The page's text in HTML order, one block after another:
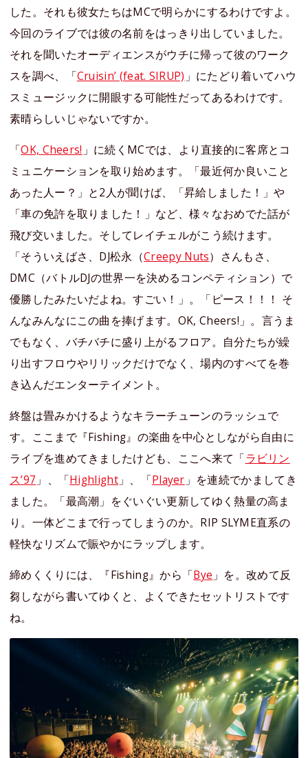
した。それも彼女たちはMCで明らかにするわけですよ。
今回のライブでは彼の名前をはっきり出していました。
それを聞いたオーディエンスがウチに帰って彼のワーク
スを調べ、「Cruisin’ (feat. SIRUP) 」にたどり着いてハウ
スミュージックに開眼する可能性だってあるわけです。
素晴らしいじゃないですか。
「OK, Cheers! 」に続くMCでは、より直接的に客席とコ
ミュニケーションを取り始めます。「最近何か良いこと
あった人ー？」と2人が聞けば、「昇給しました！」や
「車の免許を取りました！」など、様々なおめでた話が
飛び交いました。そしてレイチェルがこう続けます。
「そういえばさ、DJ松永（Creepy Nuts）さんもさ、
DMC（バトルDJの世界一を決めるコンペティション）で
優勝したみたいだよね。すごい！」。「ピース！！！ そ
んなみんなにこの曲を捧げます。OK, Cheers!」。言うま
でもなく、バチバチに盛り上がるフロア。自分たちが繰
り出すフロウやリリックだけでなく、場内のすべてを巻
き込んだエンターテイメント。
終盤は畳みかけるようなキラーチューンのラッシュで
す。ここまで『Fishing』の楽曲を中心としながら自由に
ライブを進めてきましたけども、ここへ来て「ラビリン
ス’97 」、「Highlight」、「Player 」を連続でかましてき
ました。「最高潮」をぐいぐい更新してゆく熱量の高ま
り。一体どこまで行ってしまうのか。RIP SLYME直系の
軽快なリズムで賑やかにラップします。
締めくくりには、『Fishing』から「Bye 」を。改めて反
芻しながら書いてゆくと、よくできたセットリストです
ね。